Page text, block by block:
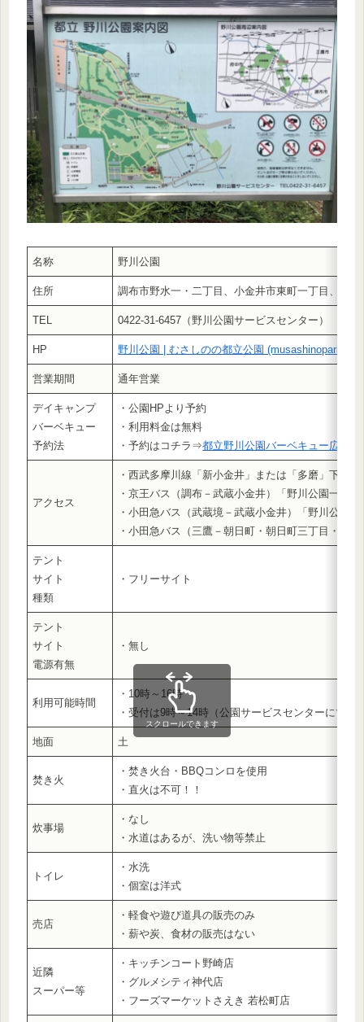
名称 野川公園
住所 調布市野水一・二丁目、小金井市東町一丁目、三
TEL 0422-31-6457（野川公園サービスセンター）
HP 野川公園 | むさしのの都立公園
営業期間 通年営業
デイキャンプ
バーベキュー
予約法
・公園HPより予約
・利用料金は無料
・予約はコチラ⇒都立野川公園バーベキュー広場
アクセス
・西武多摩川線「新小金井」または「多磨」下車
・京王バス（調布－武蔵小金井）「野川公園一之橋
・小田急バス（武蔵境－武蔵小金井）「野川公園
・小田急バス（三鷹－朝日町・朝日町三丁目・車
テント
サイト
種類
・フリーサイト
テント
サイト
電源有無
・無し
利用可能時間
・10時～16時
・受付は9時～14時（公園サービスセンターにて）
地面 土
焚き火
・焚き火台・BBQコンロを使用
・直火は不可！！
炊事場
・なし
・水道はあるが、洗い物等禁止
トイレ
・水洗
・個室は洋式
売店
・軽食や遊び道具の販売のみ
・薪や炭、食材の販売はない
近隣
スーパー等
・キッチンコート野崎店
・グルメシティ神代店
・フーズマーケットさえき 若松町店
スクロールできます